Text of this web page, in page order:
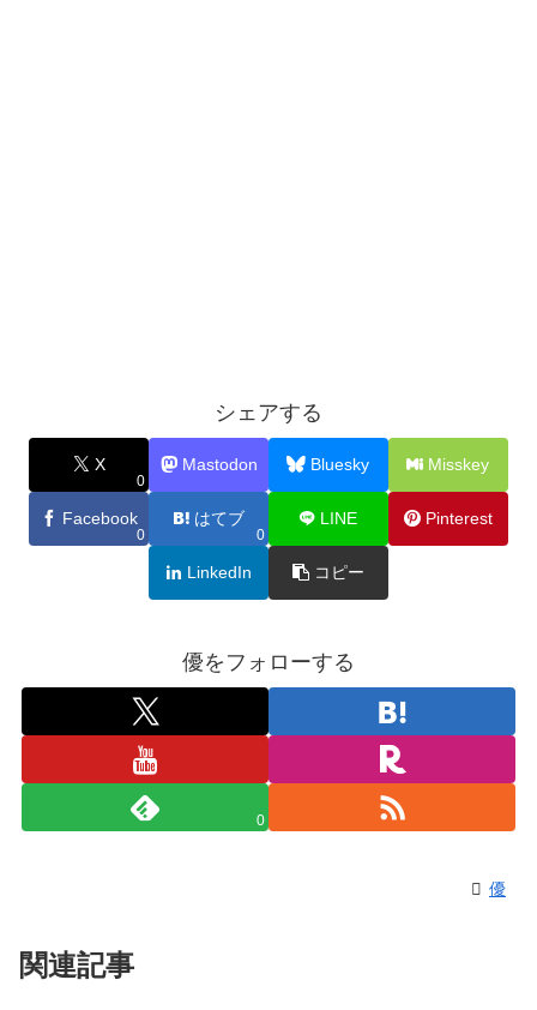
シェアする
X
0
Mastodon Bluesky Misskey
Facebook
0
はてブ
0
LINE Pinterest
LinkedIn コピー
優をフォローする
0
優
関連記事